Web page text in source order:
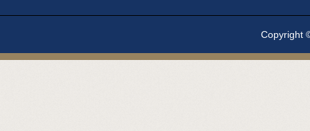
Copyright